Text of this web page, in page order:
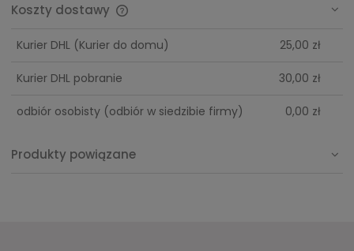
Koszty dostawy
Kurier DHL (Kurier do domu) 25,00 zł
Kurier DHL pobranie 30,00 zł
odbiór osobisty (odbiór w siedzibie firmy) 0,00 zł
Produkty powiązane